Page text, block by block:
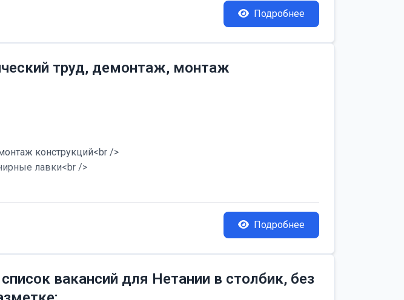
Подробнее
труд, демонтаж, монтаж
конструкций<br />
лавки<br />
Подробнее
вакансий для Нетании в столбик, без